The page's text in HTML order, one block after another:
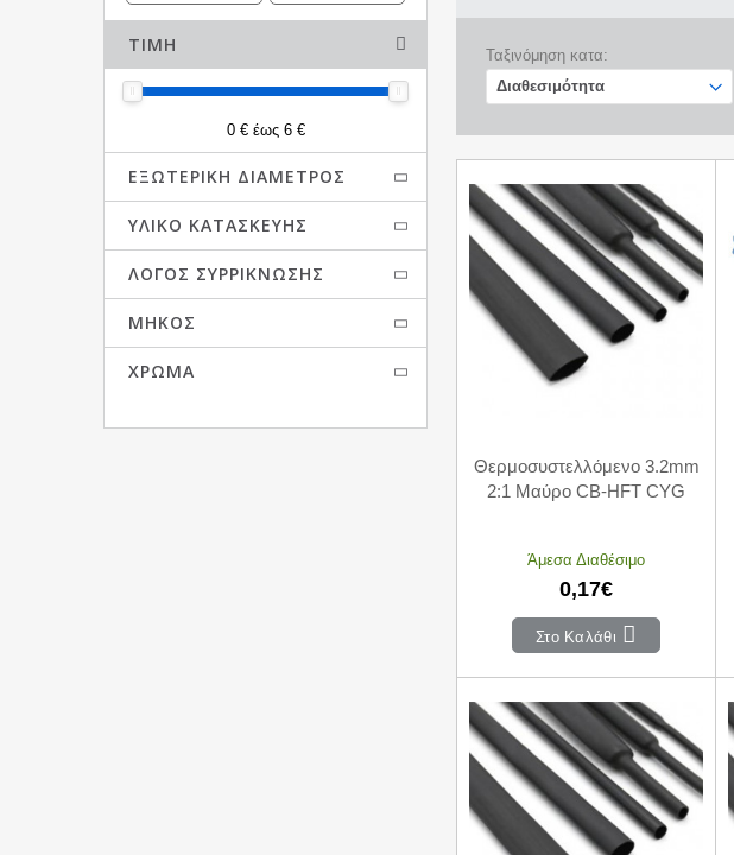
ΤΙΜΉ
0 € έως 6 €
ΕΞΩΤΕΡΙΚΉ ΔΙΆΜΕΤΡΟΣ
ΥΛΙΚΌ ΚΑΤΑΣΚΕΥΉΣ
ΛΌΓΟΣ ΣΥΡΡΊΚΝΩΣΗΣ
ΜΉΚΟΣ
ΧΡΏΜΑ
Ταξινόμηση κατα:
Θερμοσυστελλόμενο 3.2mm
2:1 Μαύρο CB-HFT CYG
Άμεσα Διαθέσιμο
0,17€
Στο Καλάθι